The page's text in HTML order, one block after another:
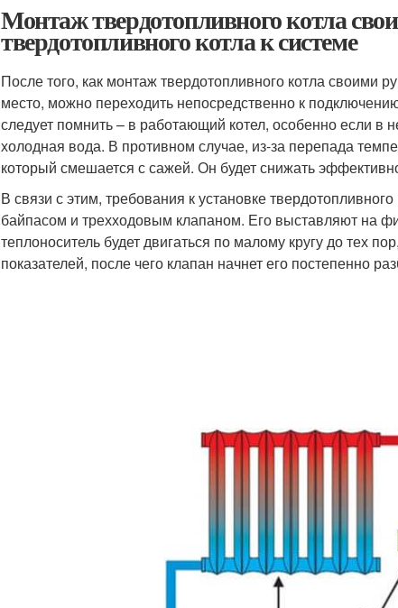
Монтаж твердотопливного котла
твердотопливного котла к системе
После того, как монтаж твердотопливного котла своими
место, можно переходить непосредственно к
следует помнить – в работающий котел, особенно если в
холодная вода. В противном случае, из-за перепада
который смешается с сажей. Он будет снижать
В связи с этим, требования к установке
байпасом и трехходовым клапаном. Его выставляют на
теплоноситель будет двигаться по малому кругу до тех
показателей, после чего клапан начнет его постепенно